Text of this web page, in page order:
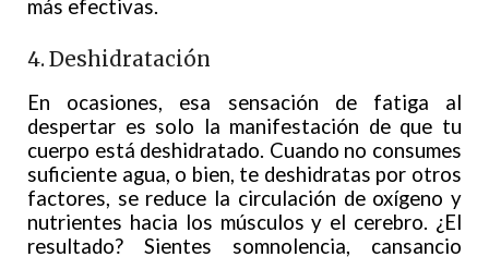
más efectivas.
4. Deshidratación
En ocasiones, esa sensación de fatiga al
despertar es solo la manifestación de que tu
cuerpo está deshidratado. Cuando no consumes
suficiente agua, o bien, te deshidratas por otros
factores, se reduce la circulación de oxígeno y
nutrientes hacia los músculos y el cerebro. ¿El
resultado? Sientes somnolencia, cansancio